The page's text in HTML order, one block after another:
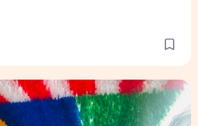
identidade, paixão e